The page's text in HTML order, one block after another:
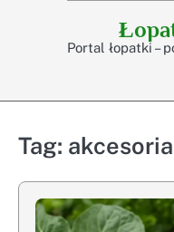
Portal łopatki –
Tag: akcesoria